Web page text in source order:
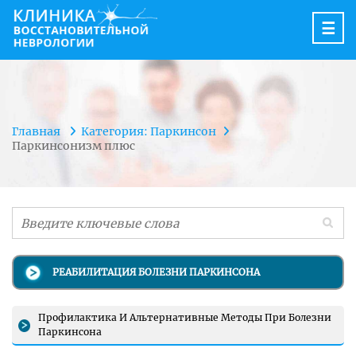
☰
Главная
Категория: Паркинсон
Паркинсонизм плюс
РЕАБИЛИТАЦИЯ БОЛЕЗНИ ПАРКИНСОНА
Профилактика И Альтернативные Методы При Болезни
Паркинсона